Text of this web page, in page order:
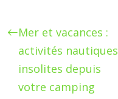
Mer et vacances :
activités nautiques
insolites depuis
votre camping